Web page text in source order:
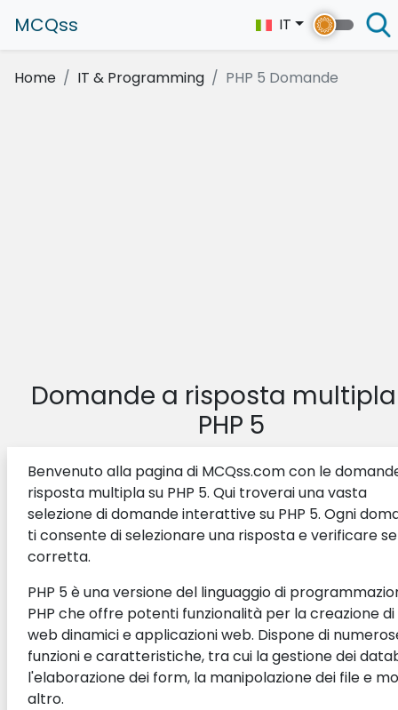
MCQss IT
Home IT & Programming PHP 5 Domande
Domande a risposta
PHP 5
Benvenuto alla pagina di MCQss.com con le
risposta multipla su PHP 5. Qui troverai una vasta
selezione di domande interattive su PHP 5. Ogni
ti consente di selezionare una risposta e verificare
corretta.
PHP 5 è una versione del linguaggio di
PHP che offre potenti funzionalità per la creazione di
web dinamici e applicazioni web. Dispone di
funzioni e caratteristiche, tra cui la gestione dei
l'elaborazione dei form, la manipolazione dei file e
altro.